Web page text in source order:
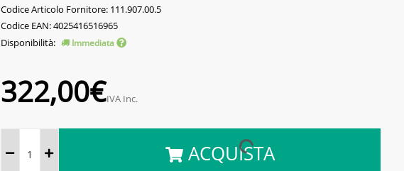
Codice Articolo Fornitore: 111.907.00.5
Codice EAN: 4025416516965
Disponibilità:
Immediata
322,00€IVA Inc.
ACQUISTA